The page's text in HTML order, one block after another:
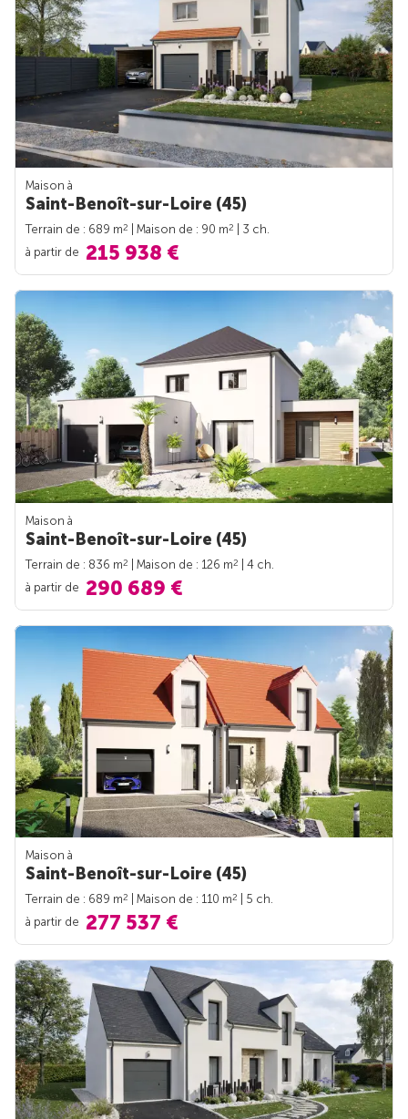
Maison à
Saint-Benoît-sur-Loire (45)
Terrain de : 689 m2 | Maison de : 90 m2
| 3 ch.
à partir de 215 938 €
Maison à
Saint-Benoît-sur-Loire (45)
Terrain de : 836 m2 | Maison de : 126 m2
| 4 ch.
à partir de 290 689 €
Maison à
Saint-Benoît-sur-Loire (45)
Terrain de : 689 m2 | Maison de : 110 m2
| 5 ch.
à partir de 277 537 €